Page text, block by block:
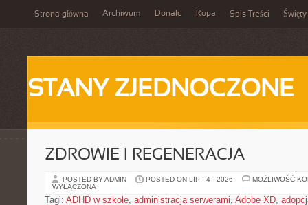
Strona główna Archiwum Donald Ropa Spis Treści Święty
STANY ZJEDNOCZONE
ZDROWIE I REGENERACJA
POSTED BY ADMIN POSTED ON LIP - 4 - 2026
MOŻLIWOŚĆ
WYŁĄCZONA
Tagi: ADHD w szkole, administracja serwerami, Adobe XD,